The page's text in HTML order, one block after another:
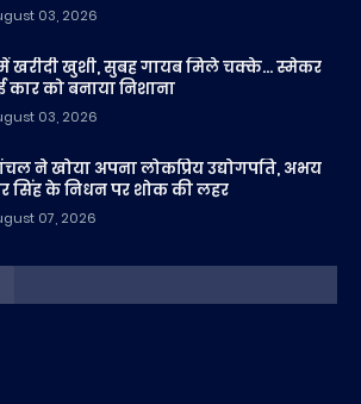
03, 2026
खरीदी खुशी, सुबह गायब मिले चक्के... स्मेकर
कार को बनाया निशाना
03, 2026
ने खोया अपना लोकप्रिय उद्योगपति, अभय
सिंह के निधन पर शोक की लहर
07, 2026